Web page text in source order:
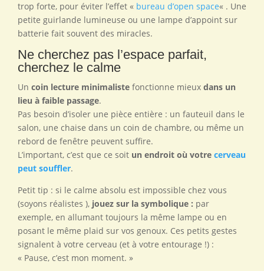
trop forte, pour éviter l’effet « bureau d’open space« . Une
petite guirlande lumineuse ou une lampe d’appoint sur
batterie fait souvent des miracles.
Ne cherchez pas l’espace parfait,
cherchez le calme
Un coin lecture minimaliste fonctionne mieux dans un
lieu à faible passage.
Pas besoin d’isoler une pièce entière : un fauteuil dans le
salon, une chaise dans un coin de chambre, ou même un
rebord de fenêtre peuvent suffire.
L’important, c’est que ce soit un endroit où votre cerveau
peut souffler.
Petit tip : si le calme absolu est impossible chez vous
(soyons réalistes ), jouez sur la symbolique : par
exemple, en allumant toujours la même lampe ou en
posant le même plaid sur vos genoux. Ces petits gestes
signalent à votre cerveau (et à votre entourage !) :
« Pause, c’est mon moment. »